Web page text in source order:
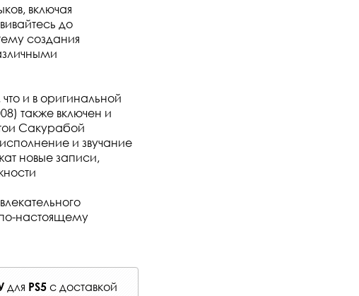
включая
до
создания
и в оригинальной
также включен и
Сакурабой
и звучание
новые записи,
настоящему
для PS5 с доставкой